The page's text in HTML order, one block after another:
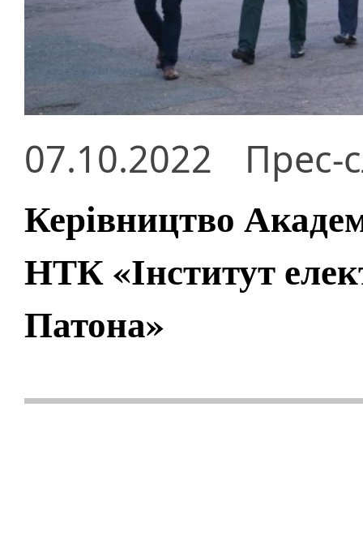
07.10.2022 Прес-
Керівництво
НТК «Інститут
Патона»